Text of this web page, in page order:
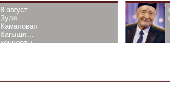
8 август
Зуля
Камаловага
багышлау
концерты